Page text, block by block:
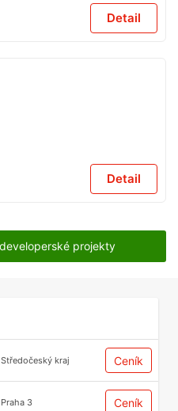
Detail
Detail
projekty
Středočeský kraj Ceník
Praha 3 Ceník